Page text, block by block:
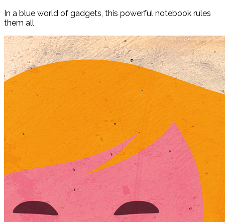
In a blue world of gadgets, this powerful notebook rules
them all